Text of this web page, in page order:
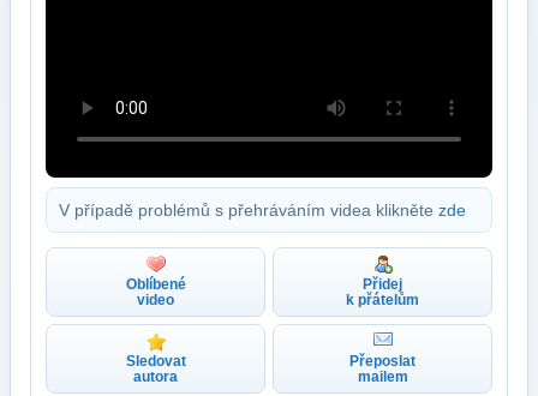
V případě problémů s přehráváním videa klikněte zde
Oblíbené
video
Přidej
k přátelům
Sledovat
autora
Přeposlat
mailem